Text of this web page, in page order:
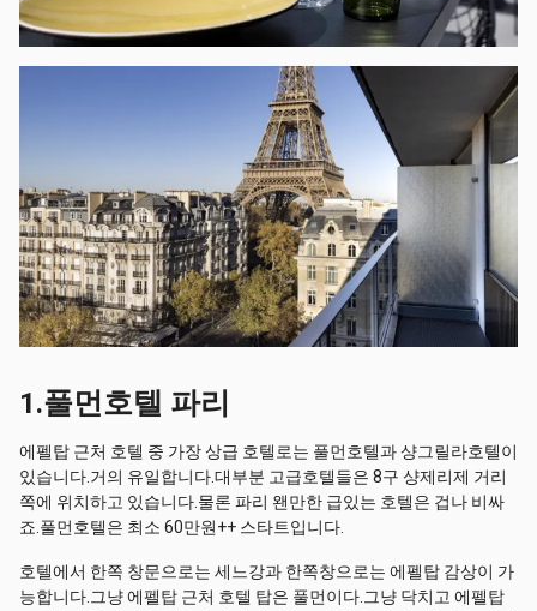
1.풀먼호텔 파리
에펠탑 근처 호텔 중 가장 상급 호텔로는 풀먼호텔과 샹그릴라호텔이
있습니다.거의 유일합니다.대부분 고급호텔들은 8구 샹제리제 거리
쪽에 위치하고 있습니다.물론 파리 왠만한 급있는 호텔은 겁나 비싸
죠.풀먼호텔은 최소 60만원++ 스타트입니다.
호텔에서 한쪽 창문으로는 세느강과 한쪽창으로는 에펠탑 감상이 가
능합니다.그냥 에펠탑 근처 호텔 탑은 풀먼이다.그냥 닥치고 에펠탑